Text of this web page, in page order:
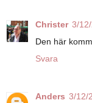
Christer 3/
Den här
Svara
Anders 3/12/